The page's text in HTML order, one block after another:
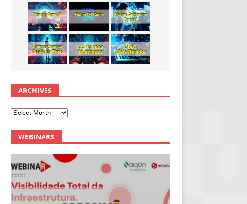
ARCHIVES
WEBINARS